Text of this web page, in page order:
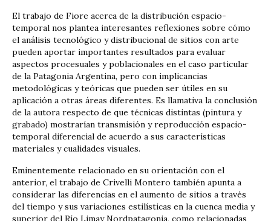
El trabajo de Fiore acerca de la distribución espacio-
temporal nos plantea interesantes reflexiones sobre cómo
el análisis tecnológico y distribucional de sitios con arte
pueden aportar importantes resultados para evaluar
aspectos procesuales y poblacionales en el caso particular
de la Patagonia Argentina, pero con implicancias
metodológicas y teóricas que pueden ser útiles en su
aplicación a otras áreas diferentes. Es llamativa la conclusión
de la autora respecto de que técnicas distintas (pintura y
grabado) mostrarían transmisión y reproducción espacio-
temporal diferencial de acuerdo a sus características
materiales y cualidades visuales.
Eminentemente relacionado en su orientación con el
anterior, el trabajo de Crivelli Montero también apunta a
considerar las diferencias en el aumento de sitios a través
del tiempo y sus variaciones estilísticas en la cuenca media y
superior del Río Limay Nordpatagonia, como relacionadas